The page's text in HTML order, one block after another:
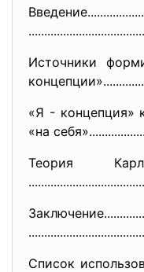
..............................
Источники
«Я - концепция»
«на
Теория Карла
..............................
..............................
Список